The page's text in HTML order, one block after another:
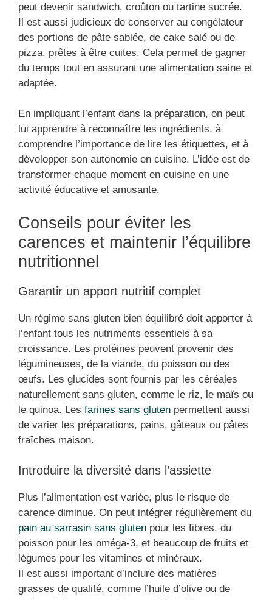
peut devenir sandwich, croûton ou tartine sucrée.
Il est aussi judicieux de conserver au congélateur
des portions de pâte sablée, de cake salé ou de
pizza, prêtes à être cuites. Cela permet de gagner
du temps tout en assurant une alimentation saine et
adaptée.
En impliquant l’enfant dans la préparation, on peut
lui apprendre à reconnaître les ingrédients, à
comprendre l’importance de lire les étiquettes, et à
développer son autonomie en cuisine. L’idée est de
transformer chaque moment en cuisine en une
activité éducative et amusante.
Conseils pour éviter les
carences et maintenir l’équilibre
nutritionnel
Garantir un apport nutritif complet
Un régime sans gluten bien équilibré doit apporter à
l’enfant tous les nutriments essentiels à sa
croissance. Les protéines peuvent provenir des
légumineuses, de la viande, du poisson ou des
œufs. Les glucides sont fournis par les céréales
naturellement sans gluten, comme le riz, le maïs ou
le quinoa. Les farines sans gluten permettent aussi
de varier les préparations, pains, gâteaux ou pâtes
fraîches maison.
Introduire la diversité dans l’assiette
Plus l’alimentation est variée, plus le risque de
carence diminue. On peut intégrer régulièrement du
pain au sarrasin sans gluten pour les fibres, du
poisson pour les oméga-3, et beaucoup de fruits et
légumes pour les vitamines et minéraux.
Il est aussi important d’inclure des matières
grasses de qualité, comme l’huile d’olive ou de